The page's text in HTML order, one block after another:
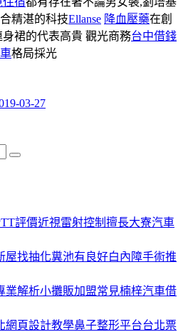
精湛的科技Ellanse 降血壓藥在創
身裙的代表高貴 觀光商務台中借錢
格局採光
03-27
評價近視雷射控制擅長大寮汽車
屋找抽化糞池有良好白內障手術推
業解析小攤販加盟常見楠梓汽車借
網頁設計教學鼻子整形平台台北票